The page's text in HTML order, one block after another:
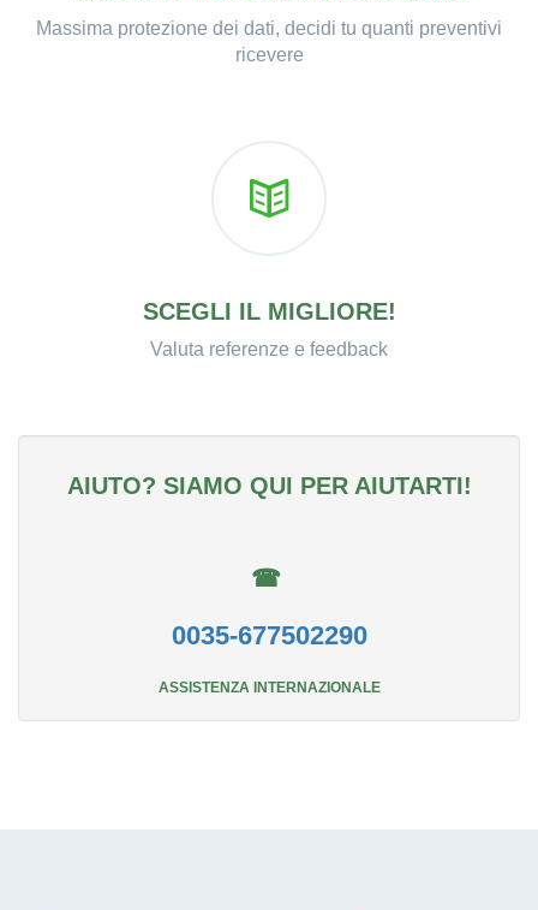
Massima protezione dei dati, decidi tu quanti preventivi
ricevere
SCEGLI IL MIGLIORE!
Valuta referenze e feedback
AIUTO? SIAMO QUI PER AIUTARTI!
☎
0035-677502290
ASSISTENZA INTERNAZIONALE